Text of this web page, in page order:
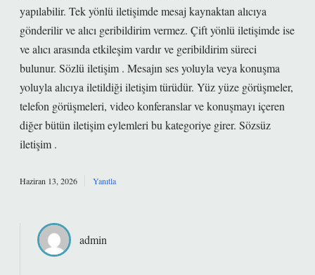
yapılabilir. Tek yönlü iletişimde mesaj kaynaktan alıcıya
gönderilir ve alıcı geribildirim vermez. Çift yönlü iletişimde ise
ve alıcı arasında etkileşim vardır ve geribildirim süreci
bulunur. Sözlü iletişim . Mesajın ses yoluyla veya konuşma
yoluyla alıcıya iletildiği iletişim türüdür. Yüz yüze görüşmeler,
telefon görüşmeleri, video konferanslar ve konuşmayı içeren
diğer bütün iletişim eylemleri bu kategoriye girer. Sözsüz
iletişim .
Haziran 13, 2026 Yanıtla
admin